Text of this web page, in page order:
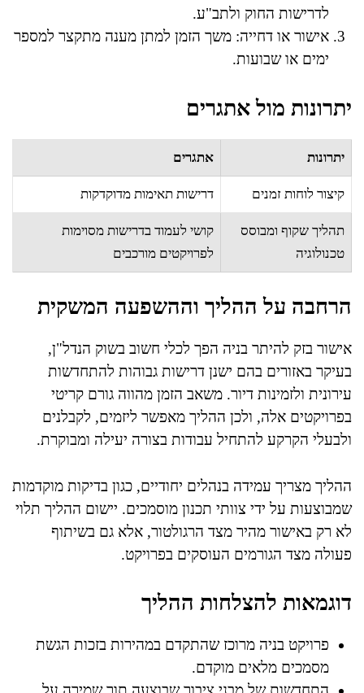
לדרישות החוק ולתב"ע.
אישור או דחייה: משך הזמן למתן מענה מתקצר למספר
ימים או שבועות.
יתרונות מול אתגרים
יתרונות אתגרים
קיצור לוחות זמנים דרישות תאימות מדוקדקות
תהליך שקוף ומבוסס
טכנולוגיה
קושי לעמוד בדרישות מסוימות
לפרויקטים מורכבים
הרחבה על ההליך וההשפעה המשקית
אישור בזק להיתר בניה הפך לכלי חשוב בשוק הנדל"ן,
בעיקר באזורים בהם ישנן דרישות גבוהות להתחדשות
עירונית ולזמינות דיור. משאב הזמן מהווה גורם קריטי
בפרויקטים אלה, ולכן ההליך מאפשר ליזמים, לקבלנים
ולבעלי הקרקע להתחיל עבודות בצורה יעילה ומבוקרת.
ההליך מצריך עמידה בנהלים יחודיים, כגון בדיקות מוקדמות
שמבוצעות על ידי צוותי תכנון מוסמכים. יישום ההליך תלוי
לא רק באישור מהיר מצד הרגולטור, אלא גם בשיתוף
פעולה מצד הגורמים העוסקים בפרויקט.
דוגמאות להצלחות ההליך
פרויקט בניה מרוכז שהתקדם במהירות בזכות הגשת
מסמכים מלאים מוקדם.